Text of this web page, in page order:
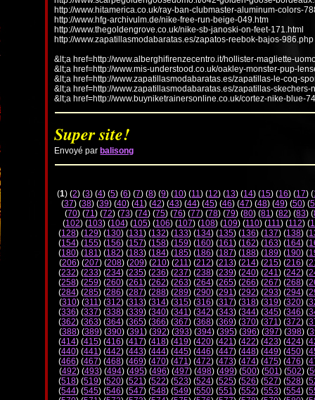
http://www.hitamerica.co.uk/ray-ban-clubmaster-aluminum-colors-
http://www.hfg-archivulm.de/nike-free-run-beige-049.htm
http://www.thegoldengrove.co.uk/nike-sb-janoski-on-feet-171.html
http://www.zapatillasmodabaratas.es/zapatos-reebok-bajos-986.php
&lt;a href=http://www.alberghifirenzecentro.it/hollister-magliette-
&lt;a href=http://www.mis-understood.co.uk/oakley-monster-pup-
&lt;a href=http://www.zapatillasmodabaratas.es/zapatillas-le-coq-
&lt;a href=http://www.zapatillasmodabaratas.es/zapatillas-
&lt;a href=http://www.buyniketrainersonline.co.uk/cortez-nike-blue-
Super site!
Envoyé par balisong
(1) (2) (3) (4) (5) (6) (7) (8) (9) (10) (11) (12) (13) (14) (15) (16) (17) (
(37) (38) (39) (40) (41) (42) (43) (44) (45) (46) (47) (48) (49) (50) (
(70) (71) (72) (73) (74) (75) (76) (77) (78) (79) (80) (81) (82) (83) (
(102) (103) (104) (105) (106) (107) (108) (109) (110) (111) (112) (
(128) (129) (130) (131) (132) (133) (134) (135) (136) (137) (138) (
(154) (155) (156) (157) (158) (159) (160) (161) (162) (163) (164) (
(180) (181) (182) (183) (184) (185) (186) (187) (188) (189) (190) (
(206) (207) (208) (209) (210) (211) (212) (213) (214) (215) (216) (
(232) (233) (234) (235) (236) (237) (238) (239) (240) (241) (242) (
(258) (259) (260) (261) (262) (263) (264) (265) (266) (267) (268) (
(284) (285) (286) (287) (288) (289) (290) (291) (292) (293) (294) (
(310) (311) (312) (313) (314) (315) (316) (317) (318) (319) (320) (
(336) (337) (338) (339) (340) (341) (342) (343) (344) (345) (346) (
(362) (363) (364) (365) (366) (367) (368) (369) (370) (371) (372) (
(388) (389) (390) (391) (392) (393) (394) (395) (396) (397) (398) (
(414) (415) (416) (417) (418) (419) (420) (421) (422) (423) (424) (
(440) (441) (442) (443) (444) (445) (446) (447) (448) (449) (450) (
(466) (467) (468) (469) (470) (471) (472) (473) (474) (475) (476) (
(492) (493) (494) (495) (496) (497) (498) (499) (500) (501) (502) (
(518) (519) (520) (521) (522) (523) (524) (525) (526) (527) (528) (
(544) (545) (546) (547) (548) (549) (550) (551) (552) (553) (554) (